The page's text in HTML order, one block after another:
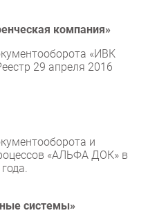
компания»
«ИВК
29 апреля 2016
и
«АЛЬФА ДОК» в
системы»